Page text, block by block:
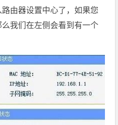
由器设置中心了，如果您
我们在左侧会看到有一个